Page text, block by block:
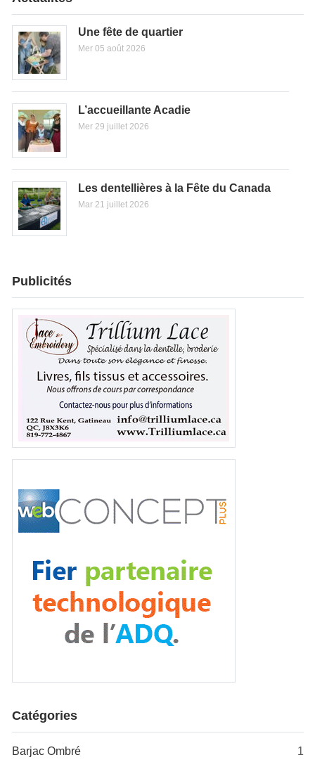
Une fête de quartier
Mer 05 août 2026
L’accueillante Acadie
Mer 29 juillet 2026
Les dentellières à la Fête du Canada
Mar 21 juillet 2026
Publicités
Catégories
Barjac Ombré
1